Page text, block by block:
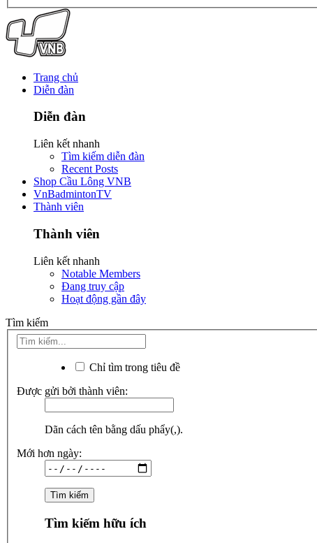
Trang chủ
Diễn đàn
Diễn đàn
Liên kết nhanh
Tìm kiếm diễn đàn
Recent Posts
Shop Cầu Lông VNB
VnBadmintonTV
Thành viên
Thành viên
Liên kết nhanh
Notable Members
Đang truy cập
Hoạt động gần đây
Tìm kiếm
Chỉ tìm trong tiêu đề
Được gửi bởi thành viên:
Dãn cách tên bằng dấu phẩy(,).
Mới hơn ngày:
Tìm kiếm hữu ích